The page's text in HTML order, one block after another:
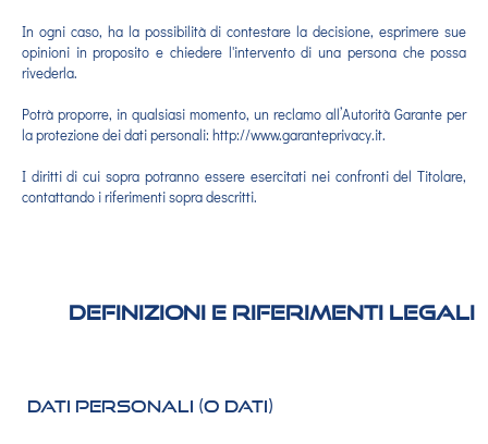
In ogni caso, ha la possibilità di contestare la decisione, esprimere sue
opinioni in proposito e chiedere l'intervento di una persona che possa
rivederla.
Potrà proporre, in qualsiasi momento, un reclamo all’Autorità Garante per
la protezione dei dati personali: http://www.garanteprivacy.it.
I diritti di cui sopra potranno essere esercitati nei confronti del Titolare,
contattando i riferimenti sopra descritti.
Definizioni e riferimenti legali
Dati Personali (o Dati)